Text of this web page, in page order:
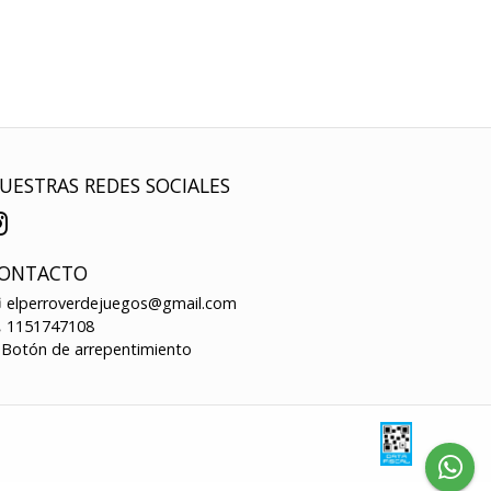
REDES SOCIALES
elperroverdejuegos@gmail.com
1151747108
de arrepentimiento